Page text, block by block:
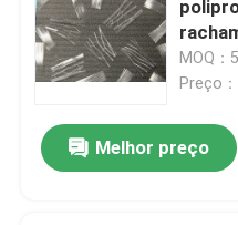
Fibras de concreto
Adição concreta
MOQ：
Preço
Melhor preço